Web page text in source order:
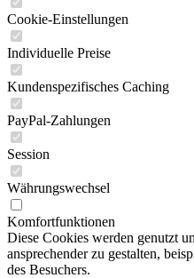
Cookie-Einstellungen
Individuelle Preise
Kundenspezifisches Caching
PayPal-Zahlungen
Session
Währungswechsel
Komfortfunktionen
Diese Cookies werden genutzt
ansprechender zu gestalten,
des Besuchers.